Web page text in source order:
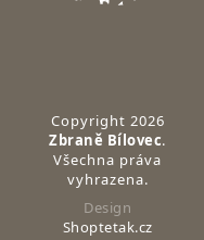
Copyright 2026
Zbraně Bílovec.
Všechna práva
vyhrazena.
Design
Shoptetak.cz